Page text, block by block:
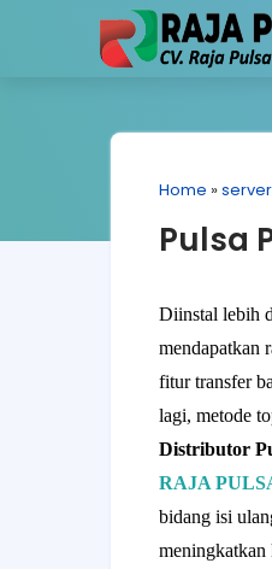
Home »server
Pulsa
Diinstal lebih
mendapatkan
fitur transfer
lagi, metode
Distributor
RAJA
bidang isi
meningkatkan